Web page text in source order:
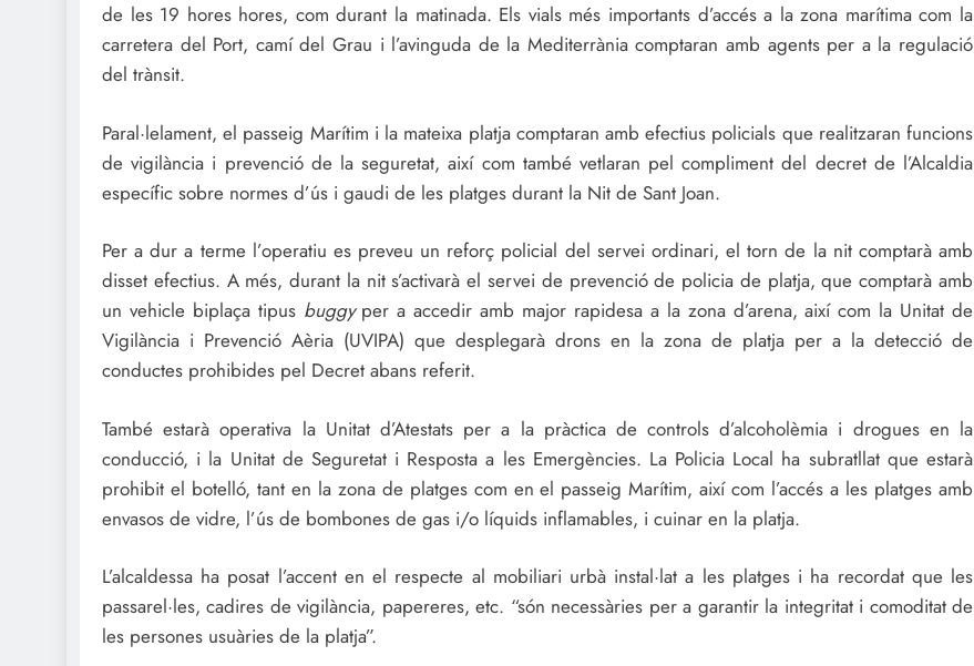
de les 19 hores hores, com durant la matinada. Els vials més importants d’accés a la zona marítima com la
carretera del Port, camí del Grau i l’avinguda de la Mediterrània comptaran amb agents per a la regulació
del trànsit.
Paral·lelament, el passeig Marítim i la mateixa platja comptaran amb efectius policials que realitzaran funcions
de vigilància i prevenció de la seguretat, així com també vetlaran pel compliment del decret de l’Alcaldia
específic sobre normes d’ús i gaudi de les platges durant la Nit de Sant Joan.
Per a dur a terme l’operatiu es preveu un reforç policial del servei ordinari, el torn de la nit comptarà amb
disset efectius. A més, durant la nit s’activarà el servei de prevenció de policia de platja, que comptarà amb
un vehicle biplaça tipus buggyper a accedir amb major rapidesa a la zona d’arena, així com la Unitat de
Vigilància i Prevenció Aèria (UVIPA) que desplegarà drons en la zona de platja per a la detecció de
conductes prohibides pel Decret abans referit.
També estarà operativa la Unitat d’Atestats per a la pràctica de controls d’alcoholèmia i drogues en la
conducció, i la Unitat de Seguretat i Resposta a les Emergències. La Policia Local ha subratllat que estarà
prohibit el botelló, tant en la zona de platges com en el passeig Marítim, així com l’accés a les platges amb
envasos de vidre, l’ús de bombones de gas i/o líquids inflamables, i cuinar en la platja.
L’alcaldessa ha posat l’accent en el respecte al mobiliari urbà instal·lat a les platges i ha recordat que les
passarel·les, cadires de vigilància, papereres, etc. “són necessàries per a garantir la integritat i comoditat de
les persones usuàries de la platja”.